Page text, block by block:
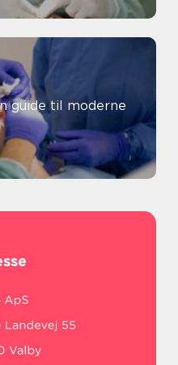
guide til moderne